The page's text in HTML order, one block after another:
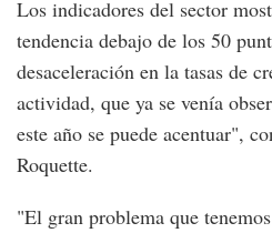
Los indicadores del sector
tendencia debajo de los 50
desaceleración en la tasas de
actividad, que ya se venía
este año se puede acentuar",
Roquette.
"El gran problema que